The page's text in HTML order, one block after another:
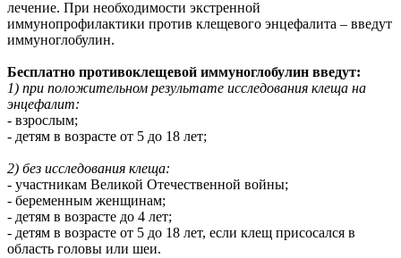
лечение. При необходимости экстренной
иммунопрофилактики против клещевого энцефалита – введут
иммуноглобулин.
Бесплатно противоклещевой иммуноглобулин введут:
1) при положительном результате исследования клеща на
энцефалит:
- взрослым;
- детям в возрасте от 5 до 18 лет;
2) без исследования клеща:
- участникам Великой Отечественной войны;
- беременным женщинам;
- детям в возрасте до 4 лет;
- детям в возрасте от 5 до 18 лет, если клещ присосался в
область головы или шеи.